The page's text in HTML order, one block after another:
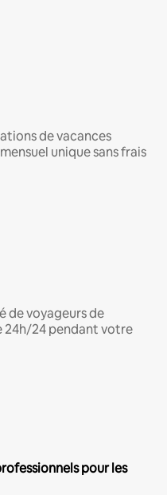
de vacances
unique sans frais
de voyageurs de
24h/24 pendant votre
pour les